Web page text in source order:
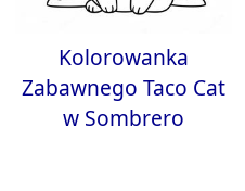
Kolorowanka
Zabawnego Taco Cat
w Sombrero